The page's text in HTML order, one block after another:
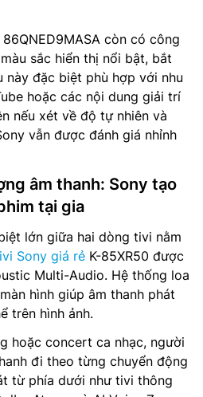
còn có công
sắc hiển thị nổi bật, bắt
này đặc biệt phù hợp với nhu
hoặc các nội dung giải trí
nếu xét về độ tự nhiên và
vẫn được đánh giá nhỉnh
âm thanh: Sony tạo
tại gia
lớn giữa hai dòng tivi nằm
Sony giá rẻ K-85XR50 được
Multi-Audio. Hệ thống loa
hình giúp âm thanh phát
trên hình ảnh.
hoặc concert ca nhạc, người
đi theo từng chuyển động
từ phía dưới như tivi thông